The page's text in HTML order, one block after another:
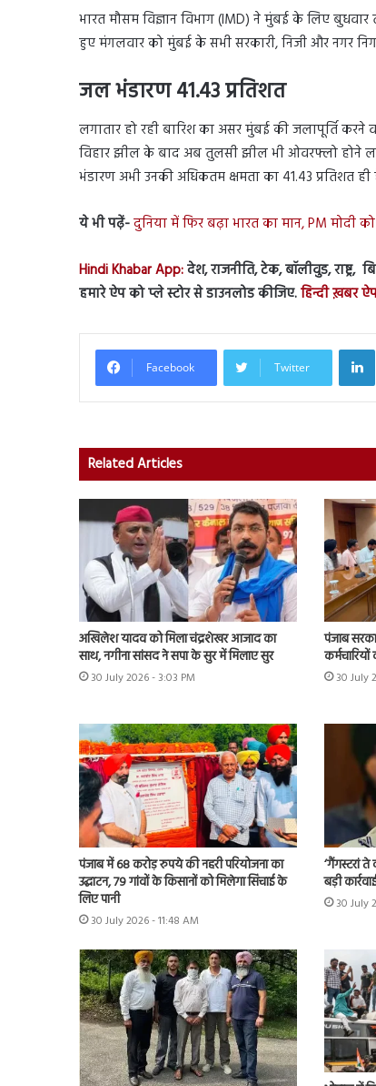
भारत मौसम विज्ञान विभाग (IMD) ने मुंबई के लिए
हुए मंगलवार को मुंबई के सभी सरकारी, निजी और नगर
जल भंडारण 41.43 प्रतिशत
लगातार हो रही बारिश का असर मुंबई की जलापूर्ति
विहार झील के बाद अब तुलसी झील भी ओवरफ्लो होने
भंडारण अभी उनकी अधिकतम क्षमता का 41.43 प्रतिशत ही
ये भी पढ़ें-दुनिया में फिर बढ़ा भारत का मान, PM मोदी
Hindi Khabar App:देश, राजनीति, टेक, बॉलीवुड,
हमारे ऐप को प्ले स्टोर से डाउनलोड कीजिए.हिन्दी ख़बर
Facebook Twitter
Related Articles
अखिलेश यादव को मिला चंद्रशेखर आजाद का
साथ, नगीना सांसद ने सपा के सुर में मिलाए सुर
30 July 2026 - 3:03 PM
पंजाब
30 July
पंजाब में 68 करोड़ रुपये की नहरी परियोजना का
उद्घाटन, 79 गांवों के किसानों को मिलेगा सिंचाई के
लिए पानी
30 July 2026 - 11:48 AM
‘गैंगस्टरां
बड़ी
30 July